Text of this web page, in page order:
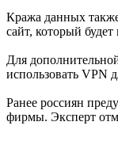
Кража данных
сайт, который
Для
использовать VPN
Ранее россиян
фирмы. Эксперт